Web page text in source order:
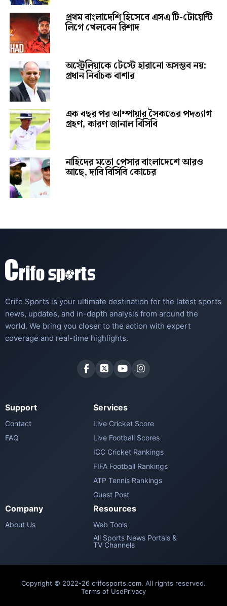
প্রথম বাংলাদেশি হিসেবে এসএ টি-টোয়েন্টি
লিগে খেলবেন রিশাদ
অস্ট্রেলিয়াকে টেস্টে হারানো অসম্ভব নয়:
প্রধান নির্বাচক বাশার
এক বছর পর আম্পায়ার সৈকতের পদত্যাগ
গ্রহণ, কারণ জানাল বিসিবি
নাহিদের মতো পেসার বাংলাদেশে আরও
আছে, দাবি বিসিবি কোচের
Crifo Sports is your ultimate destination for the latest sports
news, updates, and in-depth analysis from around the
world. We bring you closer to the action with expert
coverage and real-time highlights.
Support
Contact
FAQ
Services
Live Cricket Score
Live Football Scores
ICC Cricket Rankings
FIFA Football Rankings
ATP Tennis Rankings
Guest Post
Company
About Us
Resources
Web Tools
All Sports News Portals &
TV Channels
Copyright © 2022-26 crifosports.com. All rights reserved.
Terms of UsePrivacy